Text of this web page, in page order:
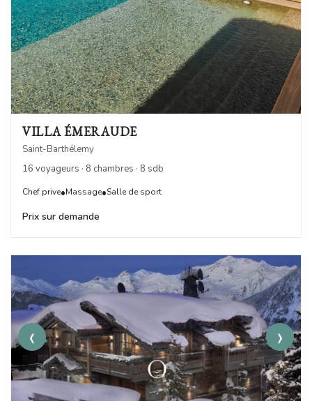
VILLA ÉMERAUDE
Saint-Barthélemy
16 voyageurs · 8 chambres · 8 sdb
Chef prive•Massage•Salle de sport
Prix sur demande
‹ ›